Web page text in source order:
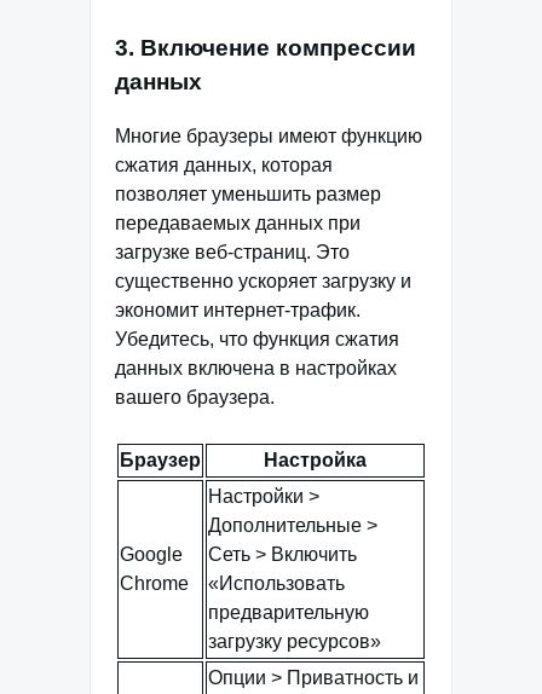
3. Включение компрессии
данных
Многие браузеры имеют функцию
сжатия данных, которая
позволяет уменьшить размер
передаваемых данных при
загрузке веб-страниц. Это
существенно ускоряет загрузку и
экономит интернет-трафик.
Убедитесь, что функция сжатия
данных включена в настройках
вашего браузера.
Браузер Настройка
Google
Chrome
Настройки >
Дополнительные >
Сеть > Включить
«Использовать
предварительную
загрузку ресурсов»
Опции > Приватность и